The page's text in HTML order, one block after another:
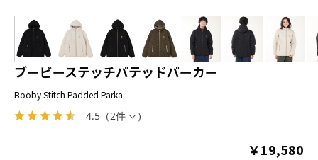
4.5 （2件 ）
ブービーステッチパテッドパーカー
Booby Stitch Padded Parka
￥19,580